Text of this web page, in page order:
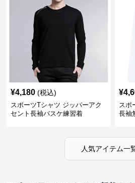
¥4,180 (税込)
スポーツTシャツ ジッパーアク
セント長袖バスケ練習着
¥
スポ
長袖
人気アイテム一